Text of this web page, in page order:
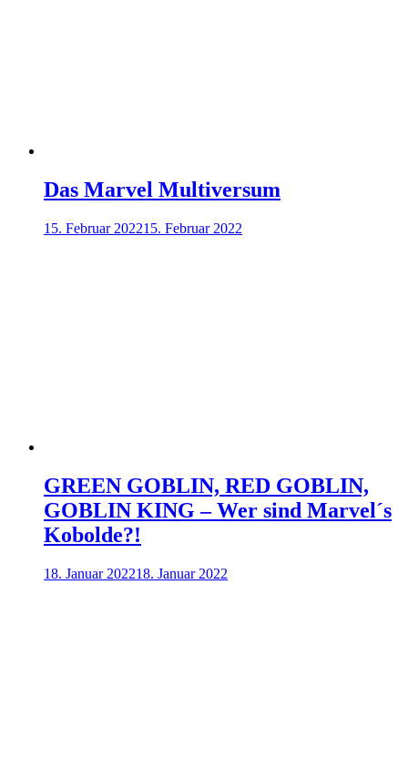
Das Marvel Multiversum
15. Februar 202215. Februar 2022
GREEN GOBLIN, RED GOBLIN,
GOBLIN KING – Wer sind Marvel´s
Kobolde?!
18. Januar 202218. Januar 2022